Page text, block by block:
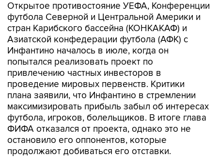
Открытое противостояние УЕФА, Конференции
футбола Северной и Центральной Америки и
стран Карибского бассейна (КОНКАКАФ) и
Азиатской конфедерации футбола (АФК) с
Инфантино началось в июле, когда он
попытался реализовать проект по
привлечению частных инвесторов в
проведение мировых первенств. Критики
плана заявили, что Инфантино в стремлении
максимизировать прибыль забыл об интересах
футбола, игроков, болельщиков. В итоге глава
ФИФА отказался от проекта, однако это не
остановило его оппонентов, которые
продолжают добиваться его отставки.